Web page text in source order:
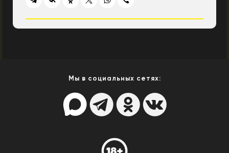
Мы в социальных сетях: